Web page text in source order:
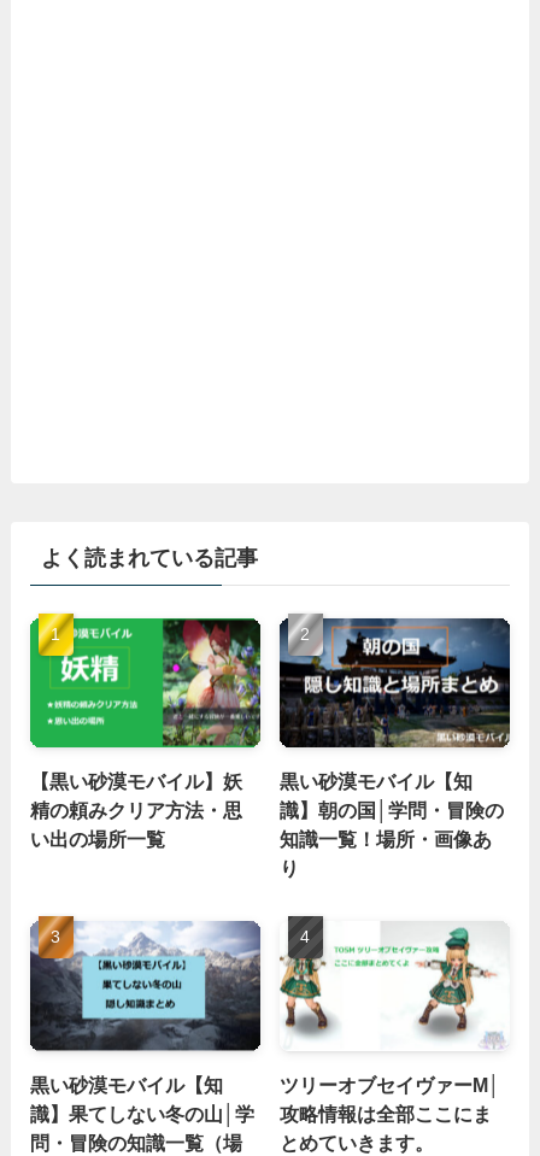
よく読まれている記事
【黒い砂漠モバイル】妖
精の頼みクリア方法・思
い出の場所一覧
黒い砂漠モバイル【知
識】朝の国│学問・冒険の
知識一覧！場所・画像あ
り
黒い砂漠モバイル【知
識】果てしない冬の山│学
問・冒険の知識一覧（場
ツリーオブセイヴァーM│
攻略情報は全部ここにま
とめていきます。